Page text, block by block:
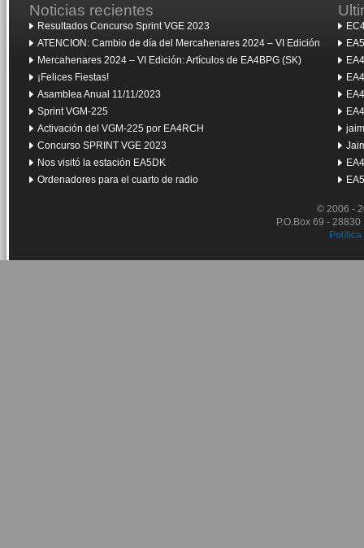
Noticias recientes
Resultados Concurso Sprint VGE 2023
ATENCION: Cambio de día del Mercahenares 2024 – VI Edición
Mercahenares 2024 – VI Edición: Artículos de EA4BPG (SK)
¡Felices Fiestas!
Asamblea Anual 11/11/2023
Sprint VGM-225
Activación del VGM-225 por EA4RCH
Concurso SPRINT VGE 2023
Nos visitó la estación EA5DK
Ordenadores para el cuarto de radio
© 2006 -
P.O.Box 69 -